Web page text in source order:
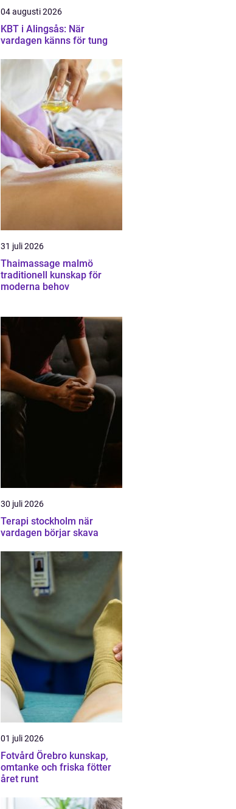
04 augusti 2026
KBT i Alingsås: När
vardagen känns för tung
31 juli 2026
Thaimassage malmö
traditionell kunskap för
moderna behov
30 juli 2026
Terapi stockholm när
vardagen börjar skava
01 juli 2026
Fotvård Örebro kunskap,
omtanke och friska fötter
året runt